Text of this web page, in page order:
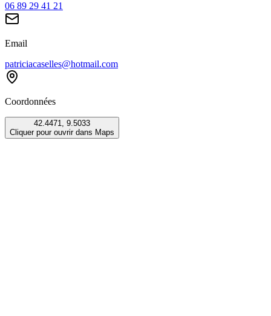
06 89 29 41 21
Email
patriciacaselles@hotmail.com
Coordonnées
42.4471, 9.5033
Cliquer pour ouvrir dans Maps